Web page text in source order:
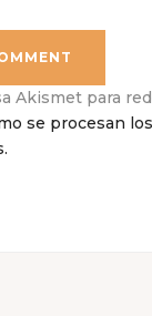
Akismet para
se procesan